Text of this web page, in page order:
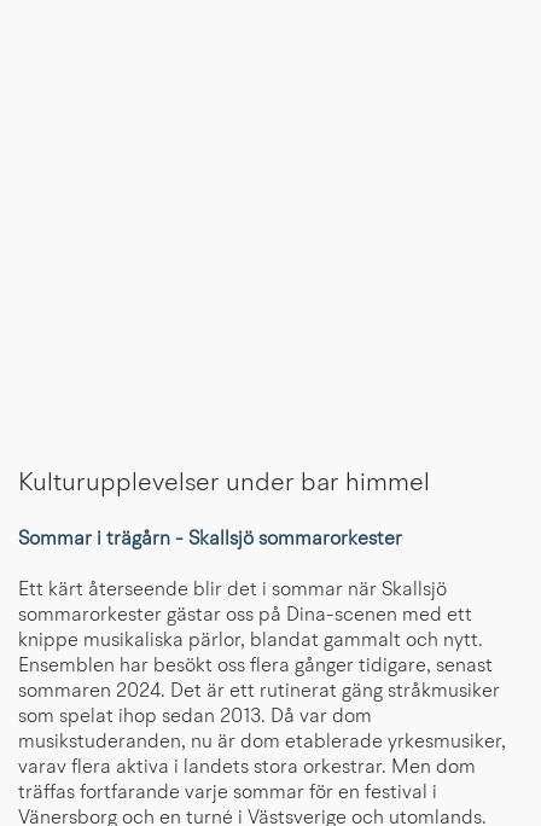
Kulturupplevelser under bar himmel
Sommar i trägårn - Skallsjö sommarorkester
Ett kärt återseende blir det i sommar när Skallsjö
sommarorkester gästar oss på Dina-scenen med ett
knippe musikaliska pärlor, blandat gammalt och nytt.
Ensemblen har besökt oss flera gånger tidigare, senast
sommaren 2024. Det är ett rutinerat gäng stråkmusiker
som spelat ihop sedan 2013. Då var dom
musikstuderanden, nu är dom etablerade yrkesmusiker,
varav flera aktiva i landets stora orkestrar. Men dom
träffas fortfarande varje sommar för en festival i
Vänersborg och en turné i Västsverige och utomlands.